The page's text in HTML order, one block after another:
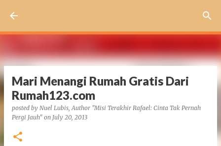
Mari Menangi Rumah Gratis Dari
Rumah123.com
posted by Nuel Lubis, Author "Misi Terakhir Rafael: Cinta Tak Pernah
Pergi Jauh" on July 20, 2013